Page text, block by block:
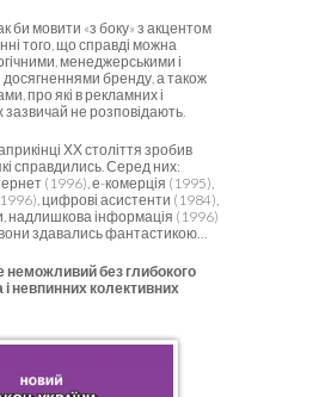
би мовити «з боку» з акцентом
того, що справді можна
менеджерськими і
бренду, а також
про які в рекламних і
зазвичай не розповідають.
ХХ століття зробив
справдились. Серед них:
(1996), е-комерція (1995),
цифрові асистенти (1984),
надлишкова інформація (1996)
здавались фантастикою…
неможливий без глибокого
і невпинних колективних